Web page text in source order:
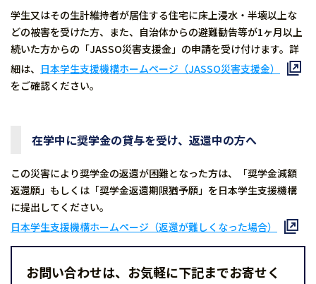
学生又はその生計維持者が居住する住宅に床上浸水・半壊以上な
どの被害を受けた方、また、自治体からの避難勧告等が1ヶ月以上
続いた方からの「JASSO災害支援金」の申請を受け付けます。詳
細は、 日本学生支援機構ホームページ（JASSO災害支援金）
をご確認ください。
在学中に奨学金の貸与を受け、返還中の方へ
この災害により奨学金の返還が困難となった方は、「奨学金減額
返還願」もしくは「奨学金返還期限猶予願」を日本学生支援機構
に提出してください。
日本学生支援機構ホームページ（返還が難しくなった場合）
お問い合わせは、お気軽に下記までお寄せく